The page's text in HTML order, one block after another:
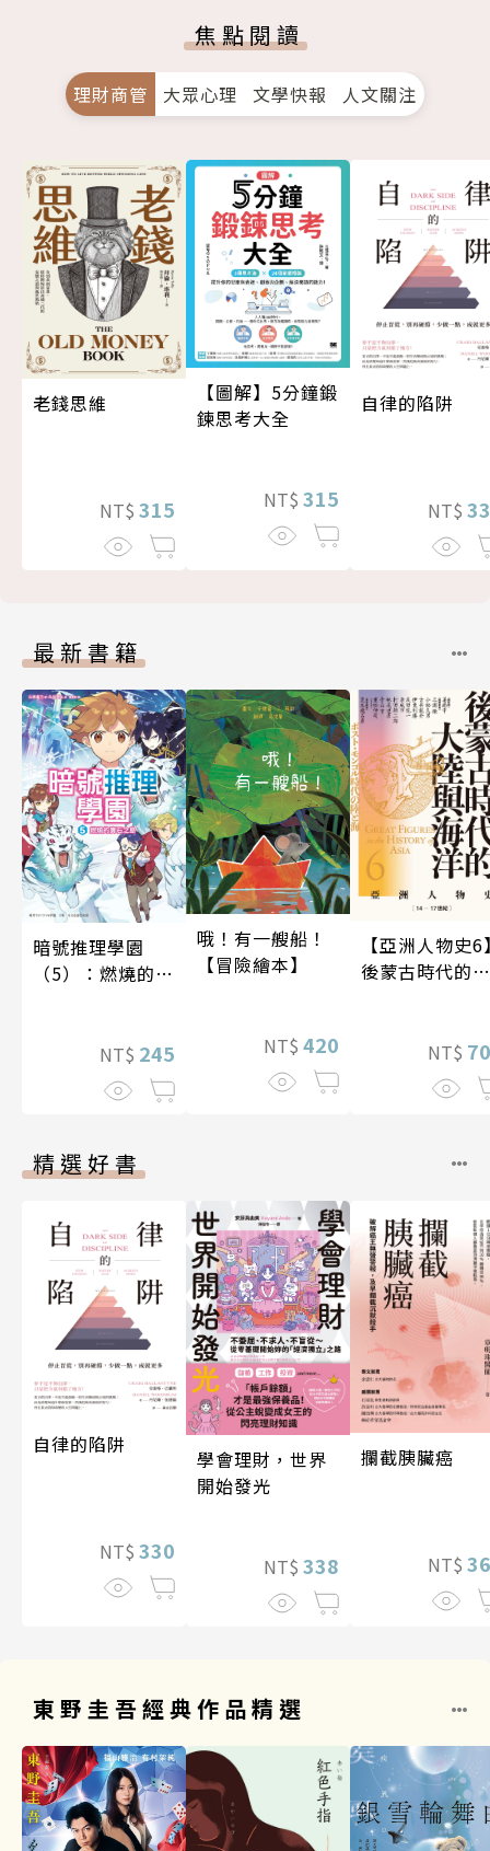
焦點閱讀
理財商管 大眾心理 文學快報 人文關注
老錢思維
NT$ 315
【圖解】5分鐘鍛
鍊思考大全
NT$ 315
自律的陷阱
NT$
最新書籍
暗號推理學園
（5）：燃燒的寶
NT$ 245
哦！有一艘船！
【冒險繪本】
NT$ 420
【亞洲人物史6
後蒙古時代的大
NT$
精選好書
自律的陷阱
NT$ 330
學會理財，世界
開始發光
NT$ 338
攔截胰臟癌
NT$
東野圭吾經典作品精選